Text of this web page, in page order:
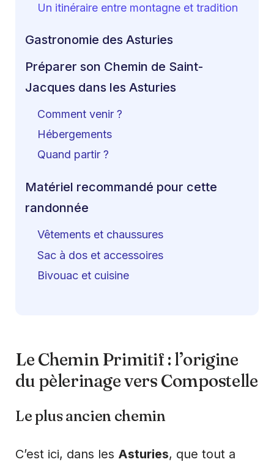
Un itinéraire entre montagne et tradition
Gastronomie des Asturies
Préparer son Chemin de Saint-
Jacques dans les Asturies
Comment venir ?
Hébergements
Quand partir ?
Matériel recommandé pour cette
randonnée
Vêtements et chaussures
Sac à dos et accessoires
Bivouac et cuisine
Le Chemin Primitif : l’origine
du pèlerinage vers Compostelle
Le plus ancien chemin
C’est ici, dans les Asturies, que tout a